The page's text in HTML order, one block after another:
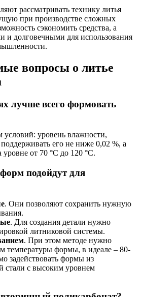
рассматривать технику литья
при производстве сложных
сэкономить средства, а
и долговечными для использования
вопросы о литье
лучше всего формовать
условий: уровень влажности,
поддерживать его не ниже 0,02 %, а
уровне от 70 °С до 120 °С.
подойдут для
. Они позволяют сохранить нужную
. Для создания детали нужно
литниковой системы.
. При этом методе нужно
температуры формы, в идеале – 80-
задействовать формы из
стали с высоким уровнем